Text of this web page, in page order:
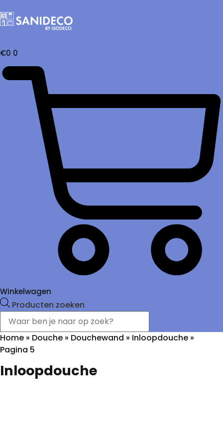
€0 0
Winkelwagen
Producten zoeken
Home » Douche » Douchewand » Inloopdouche »
Pagina 5
Inloopdouche